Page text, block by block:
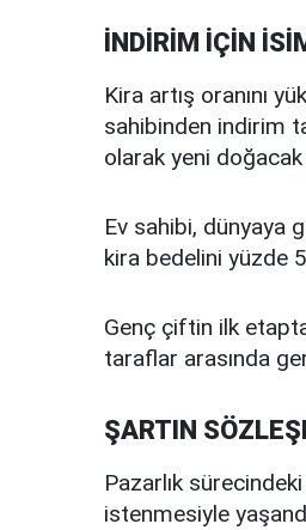
İNDİRİM İÇİN
Kira artış oranını
sahibinden indirim
olarak yeni
Ev sahibi, dünyaya
kira bedelini yüzde
Genç çiftin ilk
taraflar arasında
ŞARTIN
Pazarlık
istenmesiyle